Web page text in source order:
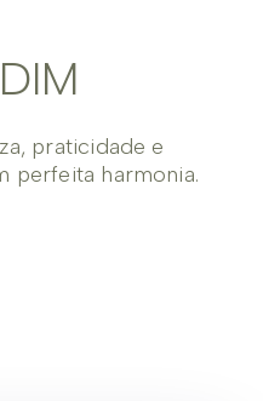
praticidade e
perfeita harmonia.